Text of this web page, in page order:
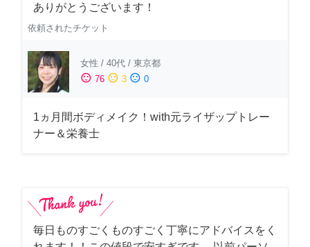
ありがとうございます！
依頼されたチケット
女性 / 40代 / 東京都
sentiment_satisfied 76 sentiment_neutral 3 sentiment_dissatisfied 0
1ヵ月間ボディメイク！with元ライザップトレー
ナー＆栄養士
毎日ものすごくものすごく丁寧にアドバイスをく